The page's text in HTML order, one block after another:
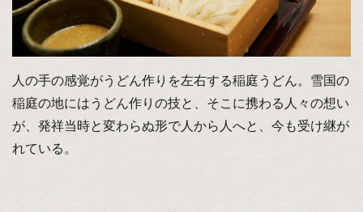
人の手の感覚がうどん作りを左右する稲庭うどん。雪国の
稲庭の地にはうどん作りの技と、そこに携わる人々の想い
が、発祥当時と変わらぬ形で人から人へと、今も受け継が
れている。